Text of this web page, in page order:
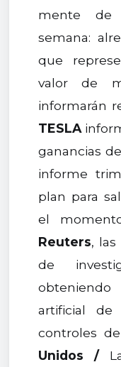
mente de
semana:
que
valor de
informarán
TESLA
ganancias
informe
plan para
el
Reuters,
de
artificial de
controles
Unidos
/